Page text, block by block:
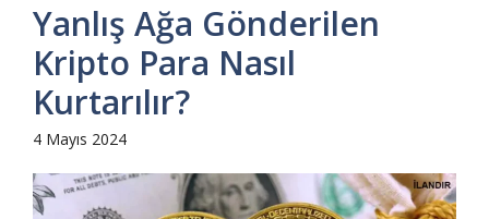
Yanlış Ağa Gönderilen
Kripto Para Nasıl
Kurtarılır?
4 Mayıs 2024